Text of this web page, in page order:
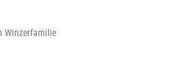
Winzerfamilie